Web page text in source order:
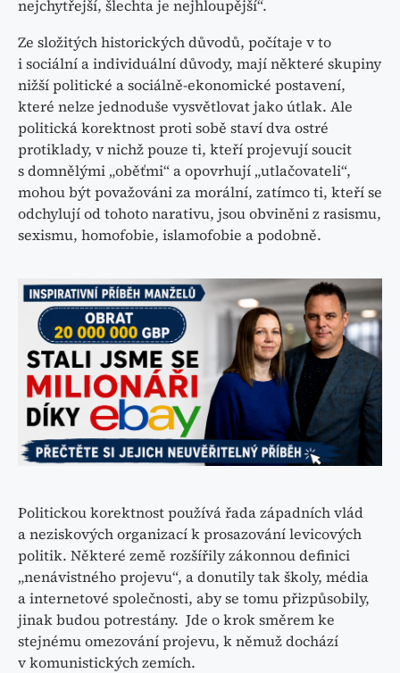
nejchytřejší, šlechta je nejhloupější“.
Ze složitých historických důvodů, počítaje v to
i sociální a individuální důvody, mají některé skupiny
nižší politické a sociálně-ekonomické postavení,
které nelze jednoduše vysvětlovat jako útlak. Ale
politická korektnost proti sobě staví dva ostré
protiklady, v nichž pouze ti, kteří projevují soucit
s domnělými „oběťmi“ a opovrhují „utlačovateli“,
mohou být považováni za morální, zatímco ti, kteří se
odchylují od tohoto narativu, jsou obviněni z rasismu,
sexismu, homofobie, islamofobie a podobně.
Politickou korektnost používá řada západních vlád
a neziskových organizací k prosazování levicových
politik. Některé země rozšířily zákonnou definici
„nenávistného projevu“, a donutily tak školy, média
a internetové společnosti, aby se tomu přizpůsobily,
jinak budou potrestány. Jde o krok směrem ke
stejnému omezování projevu, k němuž dochází
v komunistických zemích.